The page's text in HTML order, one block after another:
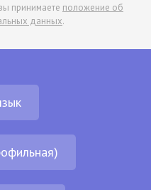
принимаете положение об
данных.